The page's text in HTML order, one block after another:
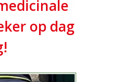
op dag